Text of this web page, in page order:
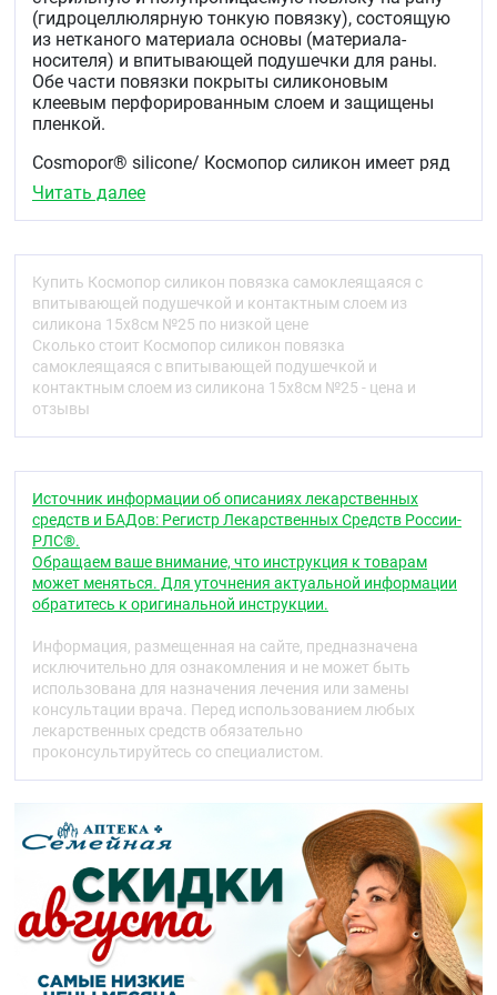
(гидроцеллюлярную тонкую повязку), состоящую
из нетканого материала основы (материала-
носителя) и впитывающей подушечки для раны.
Обе части повязки покрыты силиконовым
клеевым перфорированным слоем и защищены
пленкой.
Cosmopor® silicone/ Космопор cиликон имеет ряд
преимуществ:
Силиконовое покрытие обеспечивает
не прилипает к ране и послеоперационным
швам, обеспечивая безболезненное и
деликатное удаление с раны и окружающей
рану кожи. Теперь снимать повязку совсем не
больно!
Утолщенная трехслойная подушечка с
суперабсорбирующими волокнами и
запатентованной технологией DryBarrier®
экссудат внутри подушечки, предотвращая его
возврат в рану, обеспечивает амортизацию и
создает механический барьер, который
помогает защитить рану от давления и трения.
Водоотталкивающая воздухопроницаемая
мягкая основа повязки с закругленными
краями защищает рану, повторяет контуры
Повязка может находиться на ране до 3-х
дней.
Подходит для чувствительной и хрупкой кожи.
Особенно актуальна для использования у
новорождённых, детей, пациентов с
чувствительной кожей, перенесших
минимизации травмирования кожи.
Показания
Защита острых ран: послеоперационные раны,
заживающие первичным натяжением острые
раны (порезы, рваные раны, ссадины).
Абсорбция экссудата: раны с низким и
умеренным уровнем продукции экссудата.
Читать далее
Купить Космопор силикон повязка самоклеящаяся с
впитывающей подушечкой и контактным слоем из
силикона 15х8см №25 по низкой цене
Сколько стоит Космопор силикон повязка
самоклеящаяся с впитывающей подушечкой и
контактным слоем из силикона 15х8см №25 - цена и
отзывы
Источник информации об описаниях лекарственных
средств и БАДов: Регистр Лекарственных Средств России-
РЛС®.
Обращаем ваше внимание, что инструкция к товарам
может меняться. Для уточнения актуальной информации
обратитесь к оригинальной инструкции.
Информация, размещенная на сайте, предназначена
исключительно для ознакомления и не может быть
использована для назначения лечения или замены
консультации врача. Перед использованием любых
лекарственных средств обязательно
проконсультируйтесь со специалистом.